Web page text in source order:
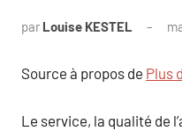
par Louise KESTEL
Source à propos de Plus
Le service, la qualité de